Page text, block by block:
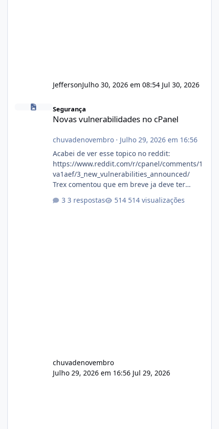
JeffersonJulho 30, 2026 em 08:54 Jul 30, 2026
Novas vulnerabilidades no cPanel
Segurança
Novas vulnerabilidades no cPanel
chuvadenovembro· Julho 29, 2026 em 16:56
Acabei de ver esse topico no reddit:
https://www.reddit.com/r/cpanel/comments/1
va1aef/3_new_vulnerabilities_announced/
Trex comentou que em breve ja deve ter
3 respostas 514 visualizações
chuvadenovembro
Julho 29, 2026 em 16:56 Jul 29, 2026